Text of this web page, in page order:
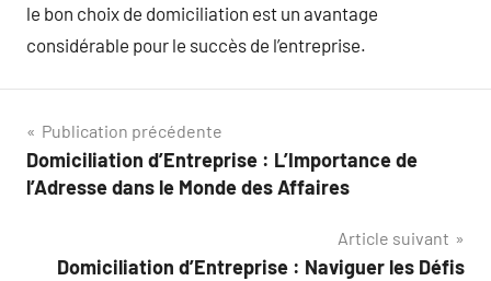
le bon choix de domiciliation est un avantage
considérable pour le succès de l’entreprise.
Navigation
de
Publication précédente
Domiciliation d’Entreprise : L’Importance de
l’Adresse dans le Monde des Affaires
Article suivant
Domiciliation d’Entreprise : Naviguer les Défis